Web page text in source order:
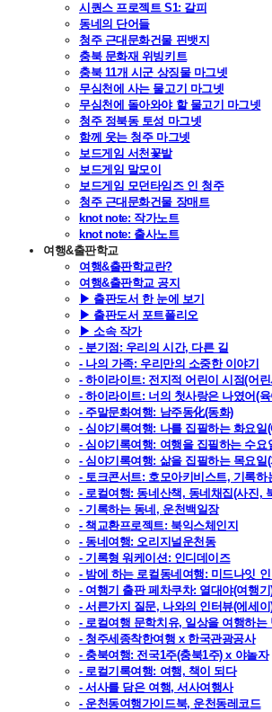
시퀀스 프로젝트 S1: 갈피
동네의 단어들
청주 근대문화건물 핀뱃지
충북 문화재 위빙키트
충북 11개 시군 상징물 마그넷
무심천에 사는 물고기 마그넷
무심천에 돌아와야 할 물고기 마그넷
청주 정북동 토성 마그넷
함께 웃는 청주 마그넷
보드게임 서천꽃밭
보드게임 말모이
보드게임 모던타임즈 인 청주
청주 근대문화건물 장매트
knot note: 작가노트
knot note: 출사노트
여행&출판학교
여행&출판학교란?
여행&출판학교 공지
▶ 출판도서 한 눈에 보기
▶ 출판도서 포트폴리오
▶ 소속 작가
- 분기점: 우리의 시간, 다른 길
- 나의 가족: 우리만의 소중한 이야기
- 하이라이트: 전지적 어린이 시점(어
- 하이라이트: 너의 첫사랑은 나였어(
- 주말문화여행: 남주동化(동화)
- 심야기록여행: 나를 집필하는 화요일
- 심야기록여행: 여행을 집필하는 수요
- 심야기록여행: 삶을 집필하는 목요일
- 토크콘서트: 호모아키비스트, 기록하
- 로컬여행: 동네산책, 동네채집(사진,
- 기록하는 동네, 운천백일장
- 책교환프로젝트: 북익스체인지
- 동네여행: 오리지널운천동
- 기록형 워케이션: 인디데이즈
- 밤에 하는 로컬동네여행: 미드나잇
- 여행기 출판 페차쿠차: 열대야(여행기
- 서른가지 질문, 나와의 인터뷰(에세이
- 로컬여행 문학치유, 일상을 여행하는
- 청주세종착한여행 x 한국관광공사
- 충북여행: 전국1주(충북1주) x 야놀자
- 로컬기록여행: 여행, 책이 되다
- 서사를 담은 여행, 서사여행사
- 운천동여행가이드북, 운천동레코드